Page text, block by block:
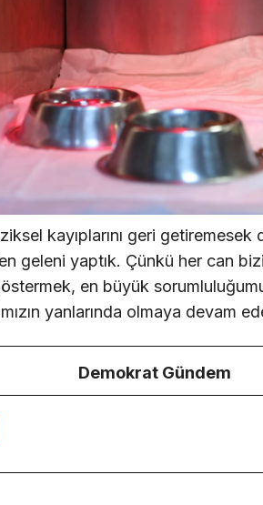
kayıplarını geri
geleni yaptık. Çünkü her can
en büyük
yanlarında olmaya devam
Demokrat Gündem